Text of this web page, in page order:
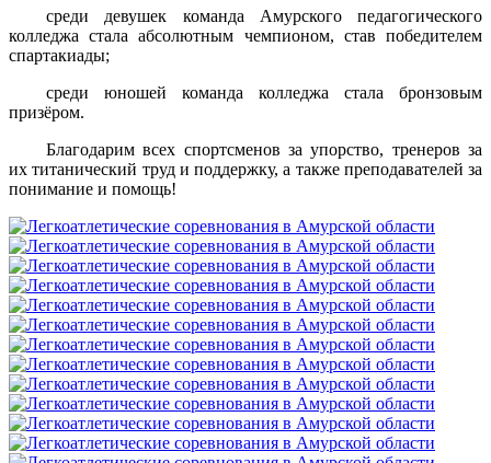
среди девушек команда Амурского педагогического
колледжа стала абсолютным чемпионом, став победителем
спартакиады;
среди юношей команда колледжа стала бронзовым
призёром.
Благодарим всех спортсменов за упорство, тренеров за
их титанический труд и поддержку, а также преподавателей за
понимание и помощь!